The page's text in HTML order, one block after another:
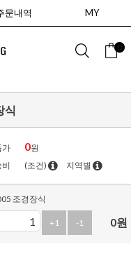
문내역 MY
0
식
가 0원
(조건) 지역별
조경장식
+1 -1 0원